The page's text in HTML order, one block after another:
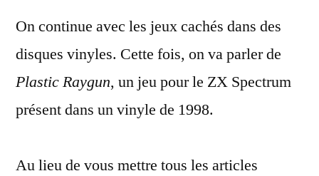
un
ZX
Spectrum
caché
vinyle
On continue avec les jeux cachés dans des
disques vinyles. Cette fois, on va parler de
Plastic Raygun, un jeu pour le ZX Spectrum
présent dans un vinyle de 1998.
Au lieu de vous mettre tous les articles